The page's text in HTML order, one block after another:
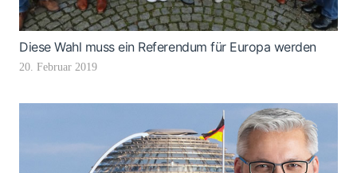
Diese Wahl muss ein Referendum für Europa werden
20. Februar 2019